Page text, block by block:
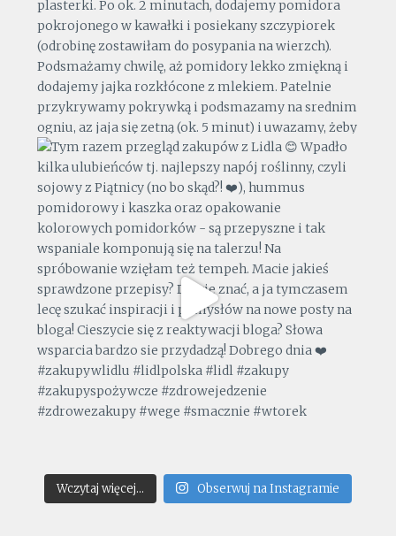
Wczytaj więcej... Obserwuj na Instagramie